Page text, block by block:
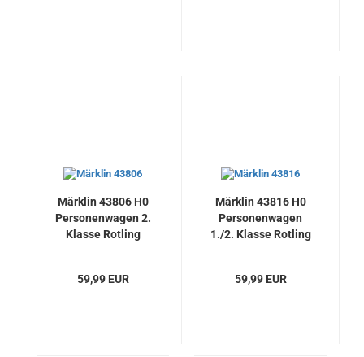
Märklin 43806 H0
Personenwagen 2.
Klasse Rotling
59,99 EUR
Märklin 43816 H0
Personenwagen
1./2. Klasse Rotling
59,99 EUR